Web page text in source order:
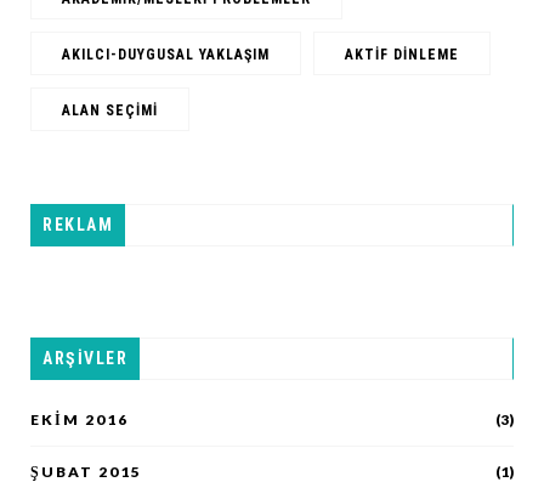
AKILCI-DUYGUSAL YAKLAŞIM AKTIF DINLEME
ALAN SEÇIMI
REKLAM
ARŞIVLER
EKIM 2016 (3)
ŞUBAT 2015 (1)